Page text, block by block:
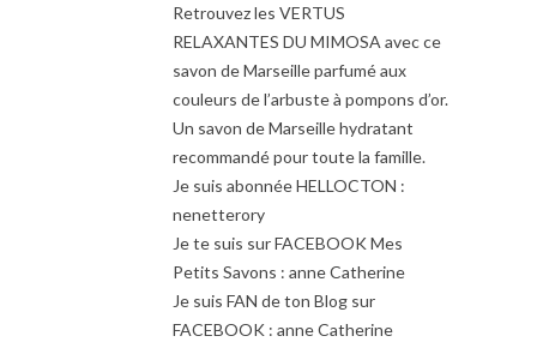
Retrouvez les VERTUS
RELAXANTES DU MIMOSA avec ce
savon de Marseille parfumé aux
couleurs de l’arbuste à pompons d’or.
Un savon de Marseille hydratant
recommandé pour toute la famille.
Je suis abonnée HELLOCTON :
nenetterory
Je te suis sur FACEBOOK Mes
Petits Savons : anne Catherine
Je suis FAN de ton Blog sur
FACEBOOK : anne Catherine